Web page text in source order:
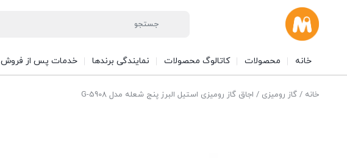
خانه محصولات کاتالوگ محصولات نمایندگی برندها خدمات پس از فروش
خانه /گاز رومیزی / اجاق گاز رومیزی استیل البرز پنج شعله‌ مدل G-5908